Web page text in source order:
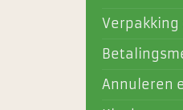
Verpakking
Annuleren